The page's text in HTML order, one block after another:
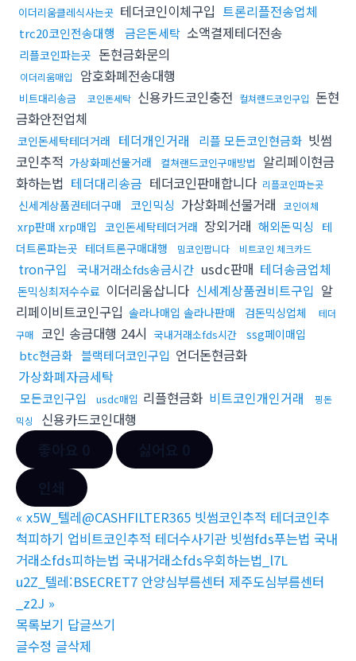
이더리움클레식사는곳 테더코인이체구입 트론리플전송업체
trc20코인전송대행 금은돈세탁 소액결제테더전송
리플코인파는곳 돈현금화문의
이더리움매입 암호화폐전송대행
비트대리송금 코인돈세탁 신용카드코인충전 컬쳐랜드코인구입 돈현
금화안전업체
코인돈세탁테더거래 테더개인거래 리플 모든코인현금화 빗썸
코인추적 가상화폐선물거래 컬쳐랜드코인구매방법
알리페이현금
화하는법 테더대리송금 테더코인판매합니다 리플코인파는곳
신세계상품권테더구매 코인믹싱 가상화폐선물거래 코인이체
xrp판매 xrp매입 코인돈세탁테더거래 장외거래 해외돈믹싱
테
더트론파는곳 테더트론구매대행 밈코인팝니다 비트코인 체크카드
tron구입 국내거래소fds송금시간 usdc판매 테더송금업체
돈믹싱최저수수료 이더리움삽니다 신세계상품권비트구입 알
리페이비트코인구입 솔라나매입 솔라나판매 검돈믹싱업체
테더
구매 코인 송금대행 24시 국내거래소fds시간 ssg페이매입
btc현금화 블랙테더코인구입 언더돈현금화
가상화폐자금세탁
모든코인구입 usdc매입 리플현금화 비트코인개인거래
핑돈
믹싱
신용카드코인대행
« x5W_텔레@CASHFILTER365 빗썸코인추적 테더코인추
척피하기 업비트코인추적 테더수사기관 빗썸fds푸는법 국내
거래소fds피하는법 국내거래소fds우회하는법_l7L
u2Z_텔레:BSECRET7 안양심부름센터 제주도심부름센터
_z2J »
목록보기 답글쓰기
글수정 글삭제